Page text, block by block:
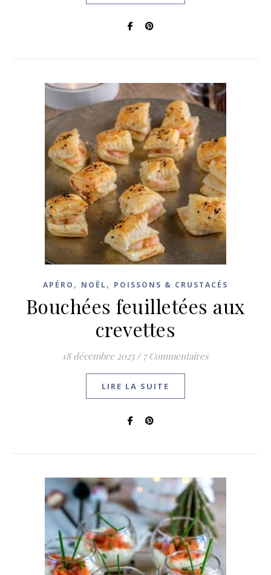
APÉRO , NOËL, POISSONS & CRUSTACÉS
Bouchées feuilletées aux
crevettes
18 décembre 2025 / 7 Commentaires
LIRE LA SUITE